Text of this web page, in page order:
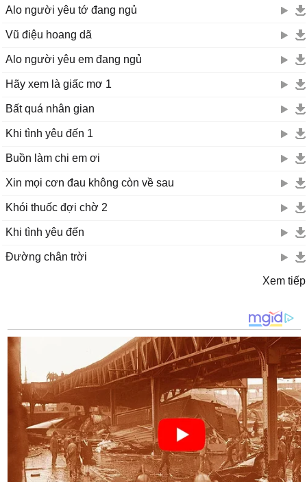
Alo người yêu tớ đang ngủ
Vũ điệu hoang dã
Alo người yêu em đang ngủ
Hãy xem là giấc mơ 1
Bất quá nhân gian
Khi tình yêu đến 1
Buồn làm chi em ơi
Xin mọi cơn đau không còn về sau
Khói thuốc đợi chờ 2
Khi tình yêu đến
Đường chân trời
Xem tiếp